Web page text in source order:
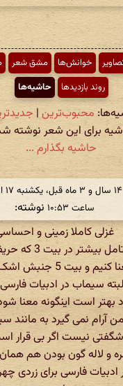
خوانش‌ها مشق شعر
روند بازدیدها
حاشیه‌ها
محبوب‌ترین|
حاشیه بگذارم ...
ساعت ۱۰:۵۳
نوشته:
غزلی کاملا زمینی و
نکات قابل تامل
هم پیاله معنا کنیم
سیماب در ادبیات
بهتر است اینگونه معنا
آرام نمی گیرد به مانند
شگفتی نیست اگر بی قرار
و لاله گون بودن هم
فارسی برای زردی